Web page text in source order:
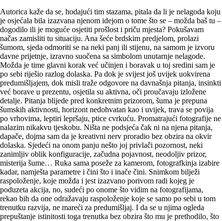
Autorica kaže da se, hodajući tim stazama, pitala da li je nelagoda koju
je osjećala bila izazvana njenom idejom o tome što se – možda baš tu –
dogodilo ili je moguće osjetiti prošlost i priču mjesta? Pokušavam
načas zamisliti tu situaciju. Ana šeće brdskim predjelom, prolazi
šumom, sjeda odmoriti se na neki panj ili stijenu, na samom je izvoru
davne prijetnje, izravno suočena sa simbolom unutarnje nelagode.
Možda je time glavni korak već učinjen i boravak u toj sredini sam je
po sebi riješio razlog dolaska. Pa dok je svijest još uvijek uokvirena
predumišljajem, dok misli traže odgovore na davnašnja pitanja, insinkti
već borave u prezentu, osjetila su aktivna, oči proučavaju izložene
detalje. Pitanja blijede pred konkretnim prizorom, šuma je prepuna
šumskih aktivnosti, horizont nedohvatan kao i uvijek, trava se povija
po vrhovima, leptiri lepršaju, ptice cvrkuću. Promatrajući fotografije ne
nalazim nikakvu tjeskobu. Ništa ne podsjeća čak ni na njena pitanja,
dapače, dojma sam da je kreativni nerv proradio bez obzira na okvir
dolaska. Sjedeći na onom panju nešto joj privlači pozornost, neki
zanimljiv oblik konfiguracije, začudna pojavnost, neodoljiv prizor,
misterija šume… Ruka sama poseže za kamerom, fotografkinja izabire
kadar, namješta parametre i čini što i inače čini. Snimkom bilježi
raspoloženje, koje možda i jest izazvano porivom radi kojeg je
poduzeta akcija, no, sudeći po onome što vidim na fotografijama,
rekao bih da one odražavaju raspoloženje koje se samo po sebi u tom
trenutku razvija, ne mareći za predumišljaj. I da se u njima ogleda
prepuštanje istinitosti toga trenutka bez obzira što mu je prethodilo, što